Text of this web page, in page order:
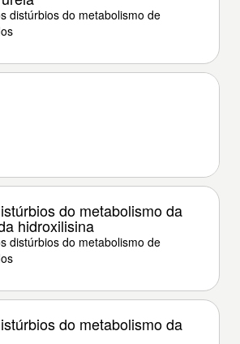
distúrbios do metabolismo de
do metabolismo da
hidroxilisina
distúrbios do metabolismo de
do metabolismo da